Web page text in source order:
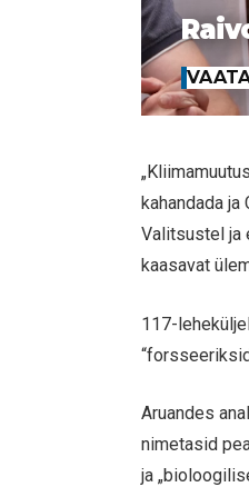
kahandada
Valitsustel ja
kaasavat
117-
Aruandes
nimetasid
ja